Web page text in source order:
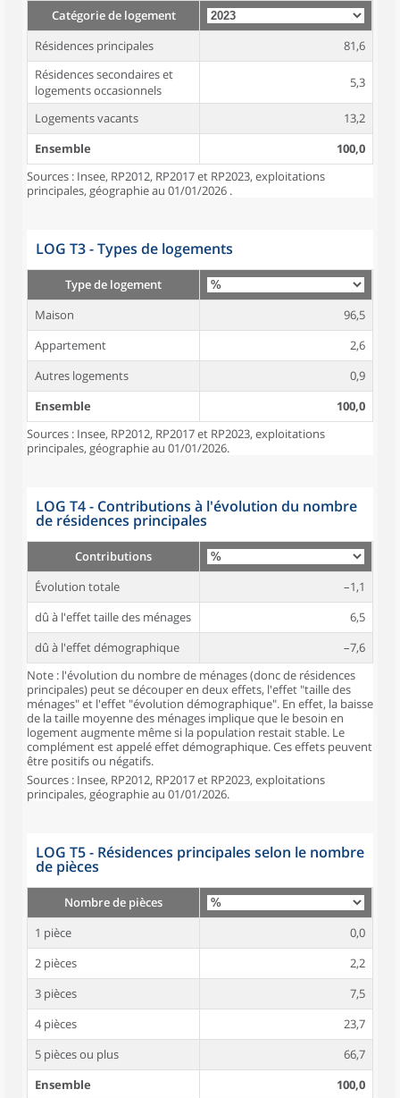
Catégorie de logement
Résidences principales
81,6
Résidences secondaires et
logements occasionnels
5,3
Logements vacants
13,2
Ensemble
100,0
Sources : Insee, RP2012, RP2017 et RP2023, exploitations
principales, géographie au 01/01/2026 .
LOG T3 - Types de logements
Type de logement
Maison
96,5
Appartement
2,6
Autres logements
0,9
Ensemble
100,0
Sources : Insee, RP2012, RP2017 et RP2023, exploitations
principales, géographie au 01/01/2026.
LOG T4 - Contributions à l'évolution du nombre
de résidences principales
Contributions
Évolution totale
–1,1
dû à l'effet taille des ménages
6,5
dû à l'effet démographique
–7,6
Note : l'évolution du nombre de ménages (donc de résidences
principales) peut se découper en deux effets, l'effet "taille des
ménages" et l'effet "évolution démographique". En effet, la baisse
de la taille moyenne des ménages implique que le besoin en
logement augmente même si la population restait stable. Le
complément est appelé effet démographique. Ces effets peuvent
être positifs ou négatifs.
Sources : Insee, RP2012, RP2017 et RP2023, exploitations
principales, géographie au 01/01/2026.
LOG T5 - Résidences principales selon le nombre
de pièces
Nombre de pièces
1 pièce
0,0
2 pièces
2,2
3 pièces
7,5
4 pièces
23,7
5 pièces ou plus
66,7
Ensemble
100,0